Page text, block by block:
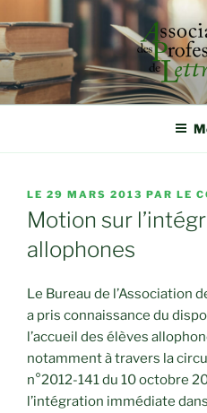
au
contenu
principal
Rassembler, étudier et
LE PUBLIÉ
LE
29 MARS 2013 PAR LE
Motion sur
allophones
Le Bureau de l’Association
a pris connaissance du
l’accueil des élèves
notamment à travers la
n°2012-141 du 10 octobre
l’intégration immédiate